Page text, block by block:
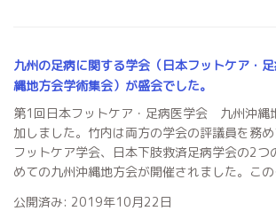
九州の足病に関する学会（日本フットケア・
縄地方会学術集会）が盛会でした。
第1回日本フットケア・足病医学会 九州沖縄
加しました。竹内は両方の学会の評議員を務
フットケア学会、日本下肢救済足病学会の2つ
めての九州沖縄地方会が開催されました。こ
公開済み: 2019年10月22日